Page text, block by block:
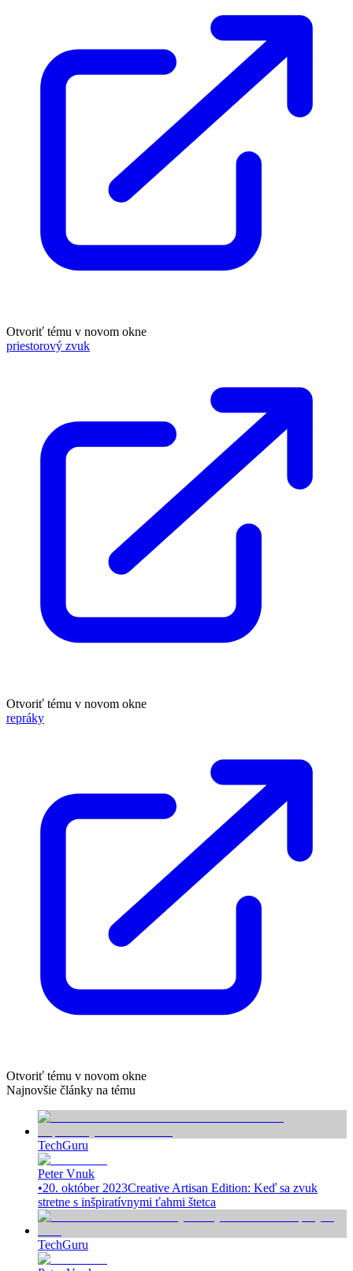
Otvoriť tému v novom okne
priestorový zvuk
Otvoriť tému v novom okne
repráky
Otvoriť tému v novom okne
Najnovšie články na tému
TechGuru
Peter Vnuk
•20. október 2023Creative Artisan Edition: Keď sa zvuk
stretne s inšpiratívnymi ťahmi štetca
TechGuru